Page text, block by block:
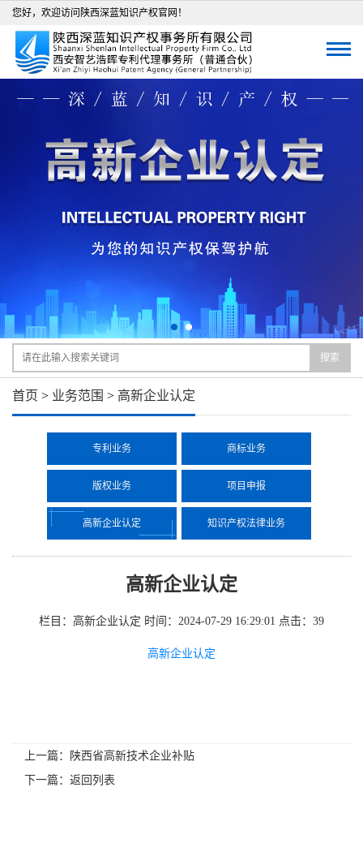
您好，欢迎访问陕西深蓝知识产权官网！
搜索
首页 > 业务范围 > 高新企业认定
专利业务 商标业务
版权业务 项目申报
高新企业认定 知识产权法律业务
高新企业认定
栏目：高新企业认定 时间：2024-07-29 16:29:01 点击： 39
高新企业认定
上一篇：
陕西省高新技术企业补贴
下一篇： 返回列表